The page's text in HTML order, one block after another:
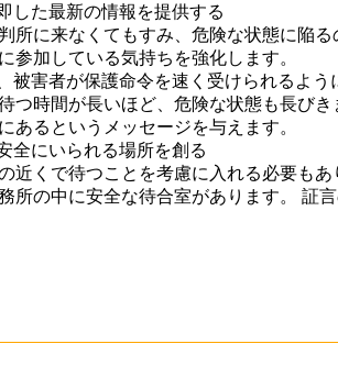
した最新の情報を提供する
所に来なくてもすみ、危険な状態に陥
参加している気持ちを強化します。
被害者が保護命令を速く受けられるよう
時間が長いほど、危険な状態も長びき
あるというメッセージを与えます。
全にいられる場所を創る
近くで待つことを考慮に入れる必要も
所の中に安全な待合室があります。 証